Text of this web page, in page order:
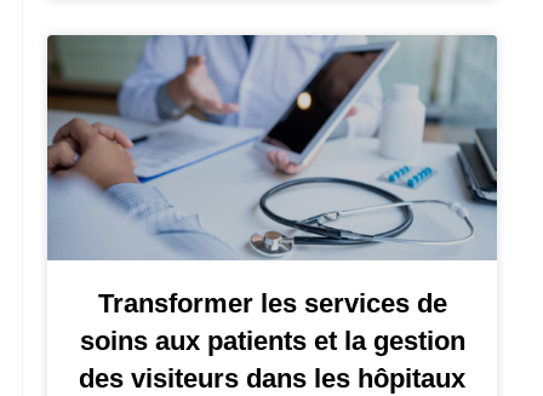
Transformer les services de
soins aux patients et la gestion
des visiteurs dans les hôpitaux